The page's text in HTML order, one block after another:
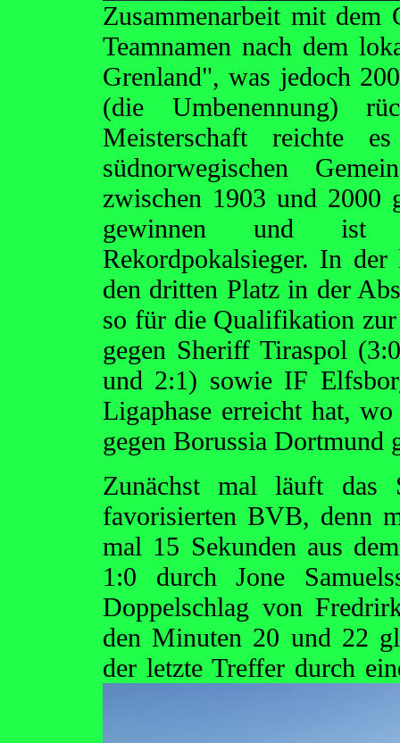
Zusammenarbeit mit dem
Teamnamen nach dem
Grenland", was jedoch
(die Umbenennung)
Meisterschaft reichte
südnorwegischen
zwischen 1903 und 2000
gewinnen und ist
Rekordpokalsieger. In
den dritten Platz in der
so für die Qualifikation
gegen Sheriff Tiraspol
und 2:1) sowie IF
Ligaphase erreicht hat,
gegen Borussia Dortmund
Zunächst mal läuft
favorisierten BVB, denn
mal 15 Sekunden aus
1:0 durch Jone
Doppelschlag von
den Minuten 20 und 22
der letzte Treffer durch